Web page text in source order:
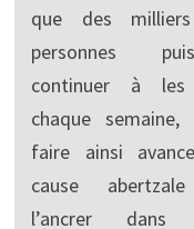
que des
personnes
continuer à
chaque semaine,
faire ainsi
cause
l’ancrer dans